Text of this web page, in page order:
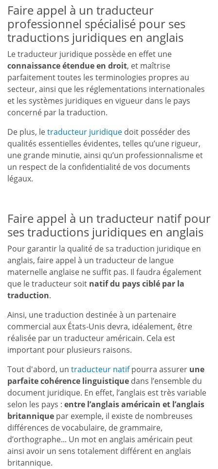
Faire appel à un traducteur
professionnel spécialisé pour ses
traductions juridiques en anglais
Le traducteur juridique possède en effet une
connaissance étendue en droit, et maîtrise
parfaitement toutes les terminologies propres au
secteur, ainsi que les réglementations internationales
et les systèmes juridiques en vigueur dans le pays
concerné par la traduction.
De plus, letraducteur juridique doit posséder des
qualités essentielles évidentes, telles qu’une rigueur,
une grande minutie, ainsi qu’un professionnalisme et
un respect de la confidentialité de vos documents
légaux.
Faire appel à un traducteur natif pour
ses traductions juridiques en anglais
Pour garantir la qualité de sa traduction juridique en
anglais, faire appel à un traducteur de langue
maternelle anglaise ne suffit pas. Il faudra également
que le traducteur soit natif du pays ciblé par la
traduction.
Ainsi, une traduction destinée à un partenaire
commercial aux États-Unis devra, idéalement, être
réalisée par un traducteur américain. Cela est
important pour plusieurs raisons.
Tout d'abord, un traducteur natifpourra assurer une
parfaite cohérence linguistique dans l’ensemble du
document juridique. En effet, l’anglais est très variable
selon les pays : entre l’anglais américain et l’anglais
britannique par exemple, il existe de nombreuses
différences de vocabulaire, de grammaire,
d’orthographe... Un mot en anglais américain peut
ainsi avoir un sens totalement différent en anglais
britannique.